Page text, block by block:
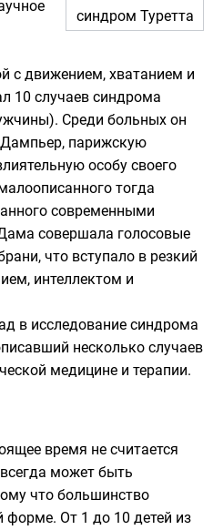
синдром Туретта
с движением, хватанием и
10 случаев синдрома
Среди больных он
Дампьер, парижскую
особу своего
тогда
современными
совершала голосовые
что вступало в резкий
интеллектом и
в исследование синдрома
несколько случаев
медицине и терапии.
время не считается
может быть
что большинство
форме. От 1 до 10 детей из